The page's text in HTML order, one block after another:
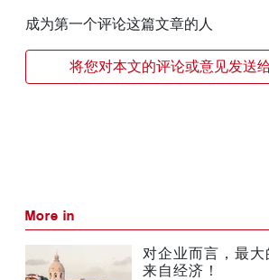
成为第一个评论这篇文章的人
将您对本文的评论或意见发送给
More in
对企业而言，最
来自经济！